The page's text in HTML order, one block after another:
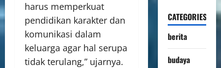
harus memperkuat
pendidikan karakter dan
komunikasi dalam
keluarga agar hal serupa
tidak terulang,” ujarnya.
CATEGORIES
berita
budaya